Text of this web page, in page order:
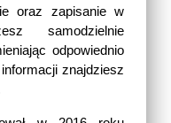
oraz zapisanie w
samodzielnie
odpowiednio
znajdziesz